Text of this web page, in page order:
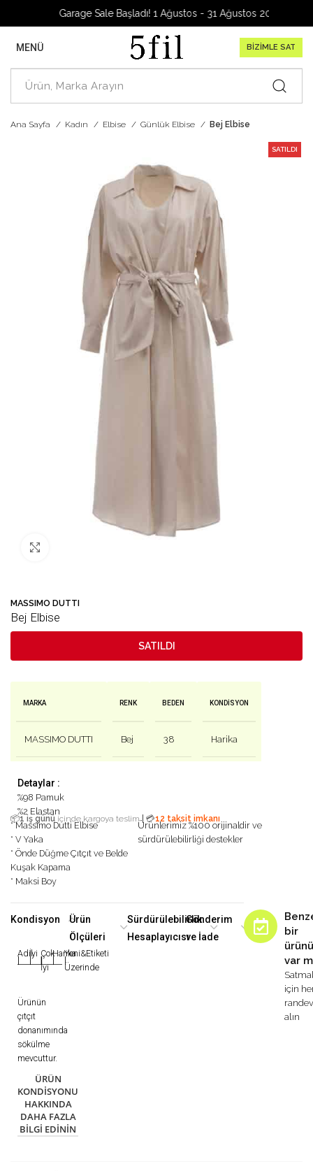
Garage Sale Başladı! 1 Ağustos - 31 Ağustos 2026
MENÜ BİZİMLE SAT
Ana Sayfa Kadın Elbise Günlük Elbise Bej Elbise
SATILDI
MASSIMO DUTTI
Bej Elbise
SATILDI
MARKA
MASSIMO DUTTI
RENK
Bej
BEDEN
38
KONDISYON
Harika
Detaylar :
%98 Pamuk
%2 Elastan
📦1 iş günü içinde kargoya teslim| 💳12 taksit imkanı
* Massimo Dutti Elbise
* V Yaka
* Önde Düğme Çıtçıt ve Belde
Kuşak Kapama
* Maksi Boy
Ürünlerimiz %100 orijinaldir ve
sürdürülebilirliği destekler
Kondisyon
Adilİyi
|
Çok
İyi
Harika
|
Yeni&Etiketi
Üzerinde
Ürünün
çıtçıt
donanımında
sökülme
mevcuttur.
ÜRÜN
KONDISYONU
HAKKINDA
DAHA FAZLA
BILGI EDININ
Ürün
Ölçüleri
Sürdürülebilirlik
Hesaplayıcısı
Gönderim
ve İade
bir
var
için
alın